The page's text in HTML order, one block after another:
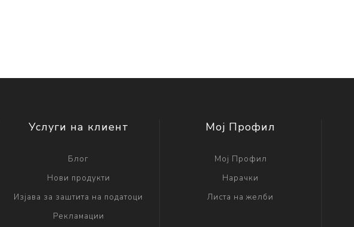
Услуги на клиент
Блог
Нови продукти
Изјава за заштита на податоци
Рекламации
Мој Профил
Мој Профил
Нарачки
Листа на желби